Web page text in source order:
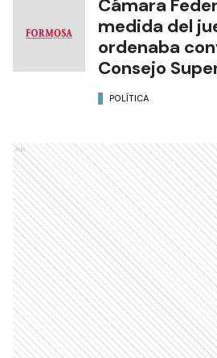
Cámara
medida del
ordenaba
Consejo
POLÍTICA
Ads